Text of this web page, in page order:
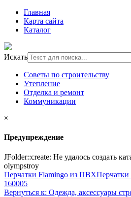
Главная
Карта сайта
Каталог
Искать
Советы по строительству
Утепление
Отделка и ремонт
Коммуникации
×
Предупреждение
JFolder::create: Не удалось создать
olympstroy
Перчатки Flamingo из ПВХПерчатки
160005
Вернуться к: Одежда, аксессуары